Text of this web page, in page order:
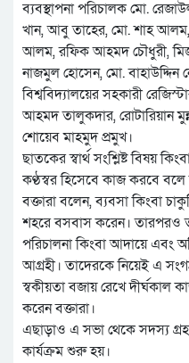
ব্যবস্থাপনা পরিচালক মো.
খান, আবু তাহের, মো. শাহ
আলম, রফিক আহমদ চৌধুরী,
নাজমুল হোসেন, মো. বাহাউদ্দিন
বিশ্ববিদ্যালয়ের সহকারী
আহমদ তালুকদার, রোটারিয়ান
শোয়েব মাহমুদ প্রমুখ।
ছাতকের স্বার্থ সংশ্লিষ্ট বিষয়
কণ্ঠস্বর হিসেবে কাজ করবে বলে
বক্তারা বলেন, ব্যবসা কিংবা
শহরে বসবাস করেন। তারপরও
পরিচালনা কিংবা আদায়ে এবং
আগ্রহী। তাদেরকে নিয়েই এ
স্বকীয়তা বজায় রেখে দীর্ঘকাল
করেন বক্তারা।
এছাড়াও এ সভা থেকে সদস্য
কার্যক্রম শুরু হয়।